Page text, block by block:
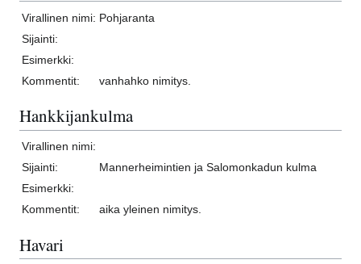
Virallinen nimi: Pohjaranta
Sijainti:
Esimerkki:
Kommentit:
vanhahko nimitys.
Hankkijankulma
Virallinen nimi:
Sijainti:
Mannerheimintien ja Salomonkadun kulma
Esimerkki:
Kommentit:
aika yleinen nimitys.
Havari